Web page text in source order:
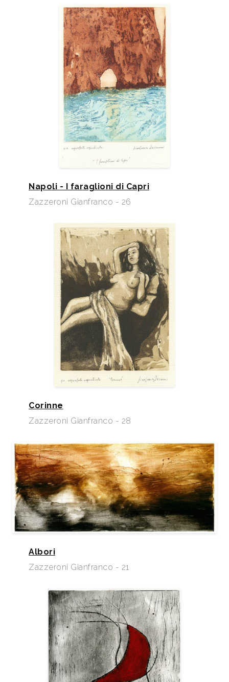
Napoli - I faraglioni di Capri
Zazzeroni Gianfranco - 26
Corinne
Zazzeroni Gianfranco - 28
Albori
Zazzeroni Gianfranco - 21